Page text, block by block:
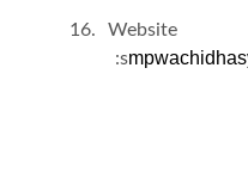
16.
:s